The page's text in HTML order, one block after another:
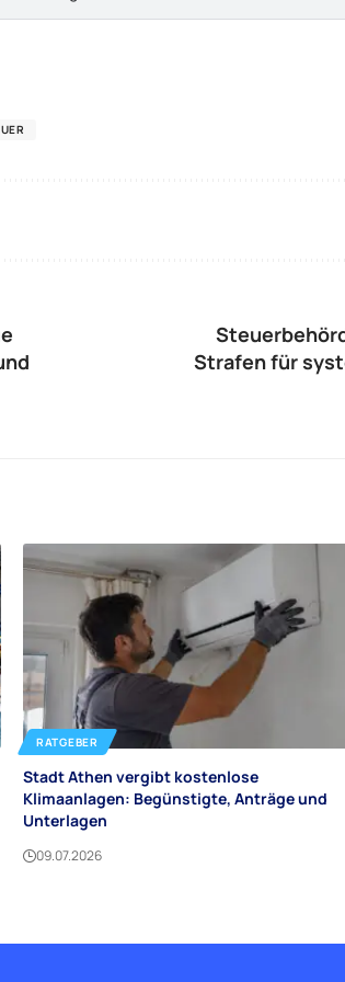
Strafen für
RATGEBER
Stadt Athen vergibt kostenlose
Klimaanlagen: Begünstigte, Anträge und
Unterlagen
09.07.2026